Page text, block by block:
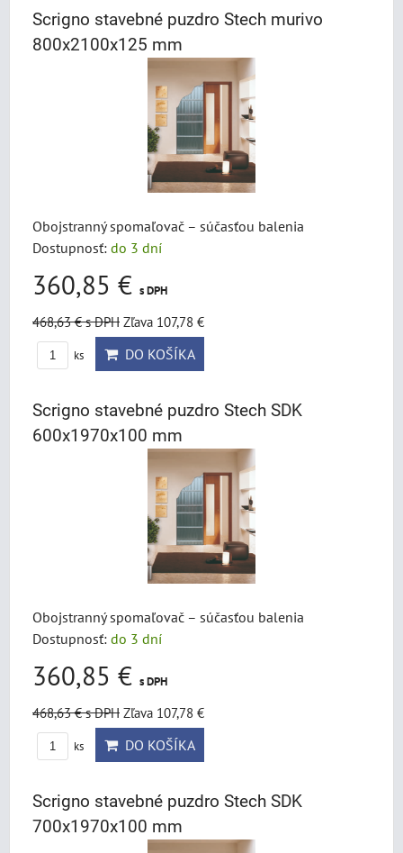
Scrigno stavebné puzdro Stech murivo
800x2100x125 mm
Obojstranný spomaľovač – súčasťou balenia
Dostupnosť: do 3 dní
360,85 € s DPH
468,63 €s DPH Zľava 107,78 €
ks DO KOŠÍKA
Scrigno stavebné puzdro Stech SDK
600x1970x100 mm
Obojstranný spomaľovač – súčasťou balenia
Dostupnosť: do 3 dní
360,85 € s DPH
468,63 €s DPH Zľava 107,78 €
ks DO KOŠÍKA
Scrigno stavebné puzdro Stech SDK
700x1970x100 mm